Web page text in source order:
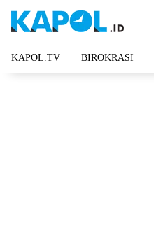
KAPOL.TV BIROKRASI